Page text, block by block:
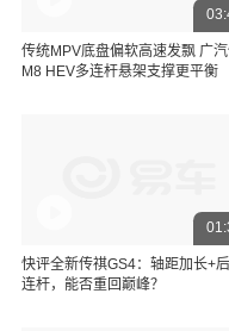
传统MPV底盘偏软高速发飘 广
M8 HEV多连杆悬架支撑更平衡
快评全新传祺GS4：轴距加长+
连杆，能否重回巅峰？